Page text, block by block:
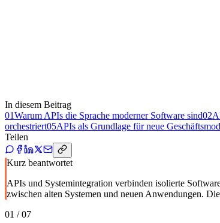
In diesem Beitrag
01Warum APIs die Sprache moderner Software sind02
orchestriert05APIs als Grundlage für neue
Teilen
Kurz beantwortet
APIs und Systemintegration verbinden isolierte
zwischen alten Systemen und neuen Anwendungen.
01 /07